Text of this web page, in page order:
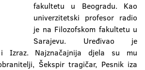
fakultetu u Beogradu. Kao
univerzitetski profesor radio
je na Filozofskom fakultetu u
Sarajevu. Uređivao je
Izraz. Najznačajnija djela su mu
Šekspir tragičar, Pesnik iza